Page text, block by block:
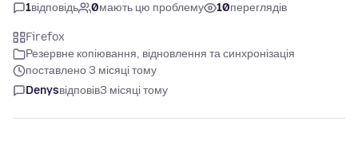
1відповідь 0мають цю проблему 10переглядів
Firefox
Резервне копіювання, відновлення та синхронізація
поставлено 3 місяці тому
Denysвідповів3 місяці тому